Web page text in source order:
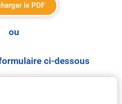
le PDF
ou
ci-dessous